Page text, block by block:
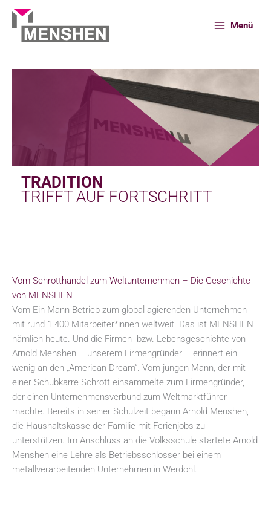
Zum
springen
Menü
Unternehmen Historie
TRADITION
TRIFFT AUF FORTSCHRITT
Vom Schrotthandel zum Weltunternehmen – Die Geschichte
von MENSHEN
Vom Ein-Mann-Betrieb zum global agierenden Unternehmen
mit rund 1.400 Mitarbeiter*innen weltweit. Das ist MENSHEN
nämlich heute. Und die Firmen- bzw. Lebensgeschichte von
Arnold Menshen – unserem Firmengründer – erinnert ein
wenig an den „American Dream“. Vom jungen Mann, der mit
einer Schubkarre Schrott einsammelte zum Firmengründer,
der einen Unternehmensverbund zum Weltmarktführer
machte. Bereits in seiner Schulzeit begann Arnold Menshen,
die Haushaltskasse der Familie mit Ferienjobs zu
unterstützen. Im Anschluss an die Volksschule startete Arnold
Menshen eine Lehre als Betriebsschlosser bei einem
metallverarbeitenden Unternehmen in Werdohl.